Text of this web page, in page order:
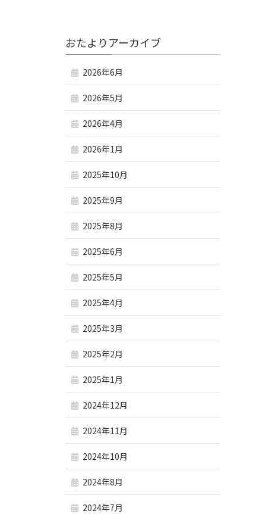
おたよりアーカイブ
2026年6月
2026年5月
2026年4月
2026年1月
2025年10月
2025年9月
2025年8月
2025年6月
2025年5月
2025年4月
2025年3月
2025年2月
2025年1月
2024年12月
2024年11月
2024年10月
2024年8月
2024年7月